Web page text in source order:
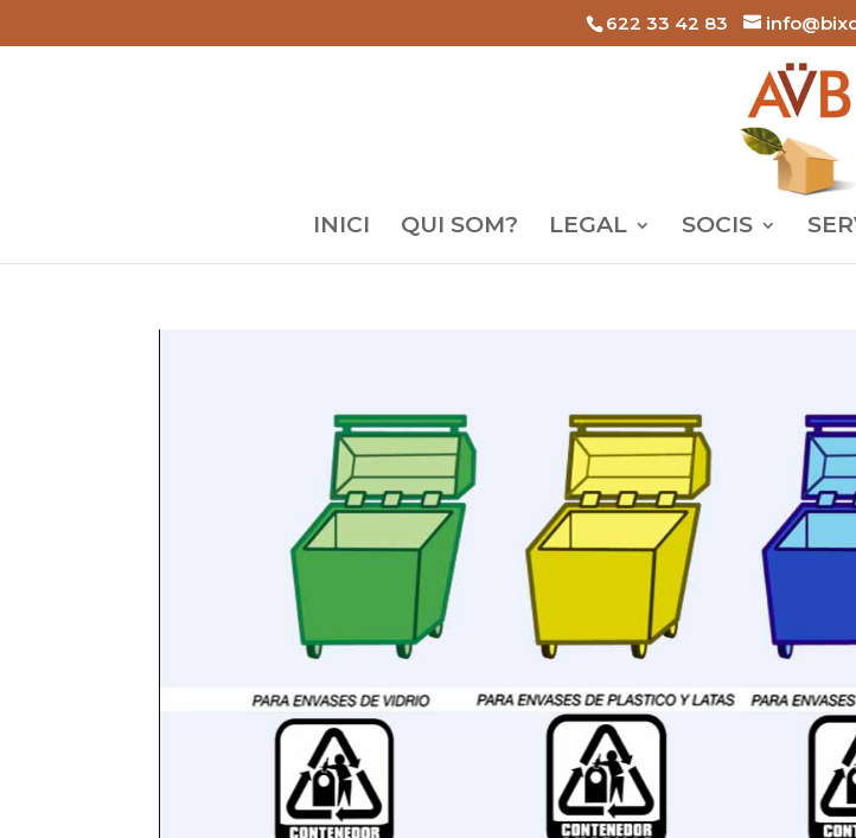
622 33 42 83
INICI QUI SOM? LEGAL SOCIS